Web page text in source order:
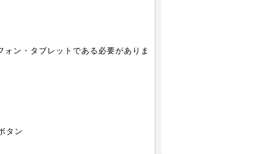
ン・タブレットである必要がありま
タン